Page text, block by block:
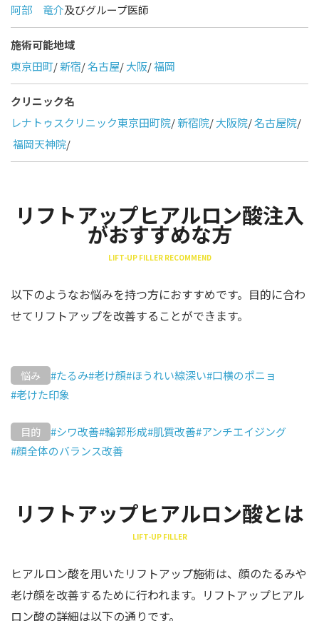
阿部 竜介及びグループ医師
施術可能地域
東京田町/新宿/名古屋/大阪/福岡
クリニック名
レナトゥスクリニック東京田町院/新宿院/大阪院/名古屋院/
福岡天神院/
リフトアップヒアルロン酸注入
がおすすめな方
LIFT-UP FILLER RECOMMEND
以下のようなお悩みを持つ方におすすめです。目的に合わ
せてリフトアップを改善することができます。
悩み #たるみ#老け顔#ほうれい線深い#口横のポニョ
#老けた印象
目的 #シワ改善#輪郭形成#肌質改善#アンチエイジング
#顔全体のバランス改善
リフトアップヒアルロン酸とは
LIFT-UP FILLER
ヒアルロン酸を用いたリフトアップ施術は、顔のたるみや
老け顔を改善するために行われます。リフトアップヒアル
ロン酸の詳細は以下の通りです。